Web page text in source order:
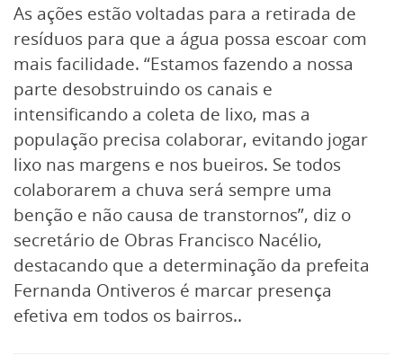
As ações estão voltadas para a retirada de
resíduos para que a água possa escoar com
mais facilidade. “Estamos fazendo a nossa
parte desobstruindo os canais e
intensificando a coleta de lixo, mas a
população precisa colaborar, evitando jogar
lixo nas margens e nos bueiros. Se todos
colaborarem a chuva será sempre uma
benção e não causa de transtornos”, diz o
secretário de Obras Francisco Nacélio,
destacando que a determinação da prefeita
Fernanda Ontiveros é marcar presença
efetiva em todos os bairros..